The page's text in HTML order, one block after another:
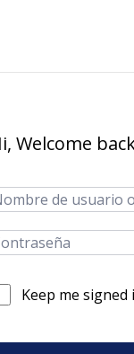
Welcome
Keep me signed